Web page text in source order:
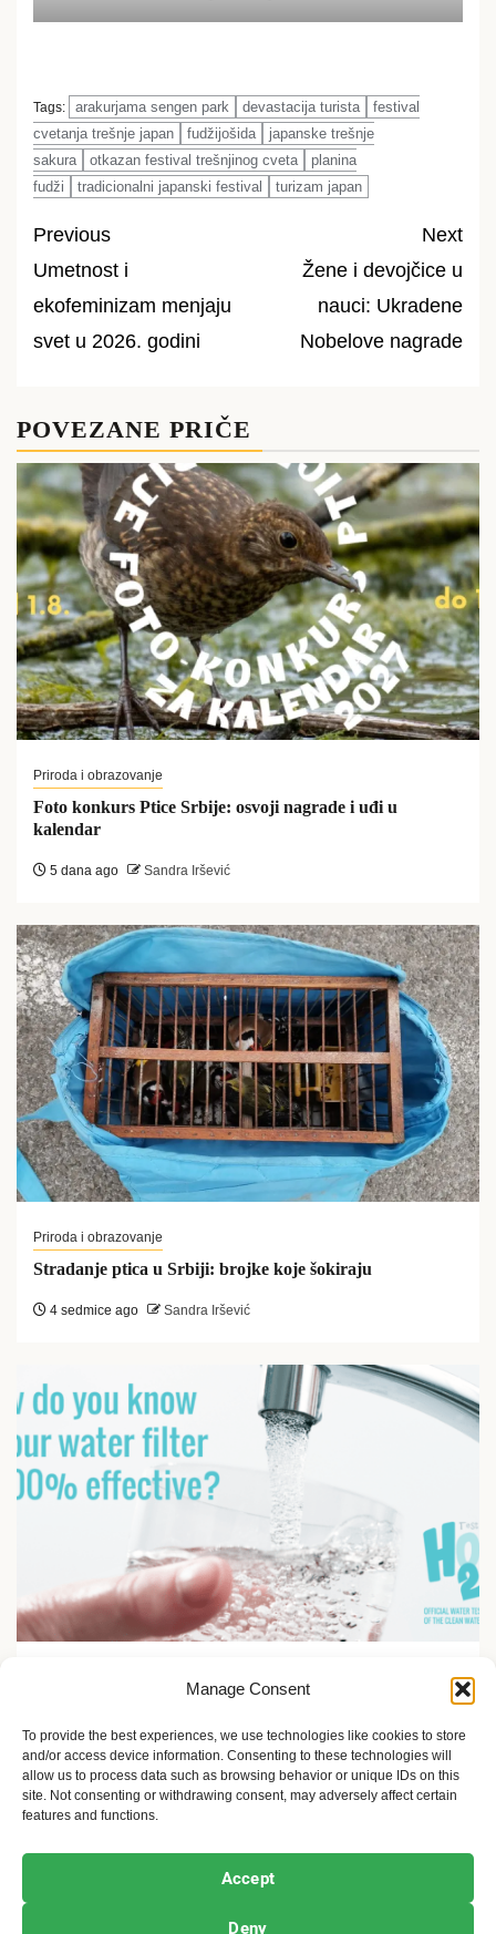
Manage Consent
To provide the best experiences, we use technologies like cookies to store
and/or access device information. Consenting to these technologies will
allow us to process data such as browsing behavior or unique IDs on this
site. Not consenting or withdrawing consent, may adversely affect certain
features and functions.
Accept
Deny
Tags: arakurjama sengen park devastacija turista
festival
cvetanja trešnje japan
fudžijošida
japanske trešnje
sakura
otkazan festival trešnjinog cveta
planina
fudži
tradicionalni japanski festival turizam japan
Post
navigation
Previous
Umetnost i
ekofeminizam menjaju
svet u 2026. godini
Next
Žene i devojčice u
nauci: Ukradene
Nobelove nagrade
POVEZANE PRIČE
Priroda i obrazovanje
Foto konkurs Ptice Srbije: osvoji nagrade i uđi u
kalendar
5 dana ago Sandra Iršević
Priroda i obrazovanje
Stradanje ptica u Srbiji: brojke koje šokiraju
4 sedmice ago Sandra Iršević
bankrot
7 meseci ago Sandra Iršević
Ekologija i održivost